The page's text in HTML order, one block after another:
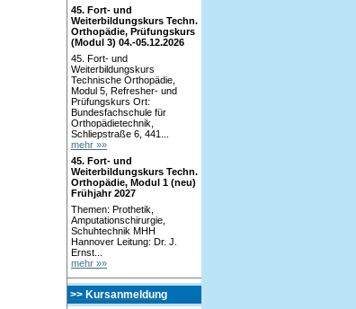
45. Fort- und
Weiterbildungskurs Techn.
Orthopädie, Prüfungskurs
(Modul 3) 04.-05.12.2026
45. Fort- und
Weiterbildungskurs
Technische Orthopädie,
Modul 5, Refresher- und
Prüfungskurs Ort:
Bundesfachschule für
Orthopädietechnik,
Schliepstraße 6, 441...
mehr »»
45. Fort- und
Weiterbildungskurs Techn.
Orthopädie, Modul 1 (neu)
Frühjahr 2027
Themen: Prothetik,
Amputationschirurgie,
Schuhtechnik MHH
Hannover Leitung: Dr. J.
Ernst...
mehr »»
>> Kursanmeldung